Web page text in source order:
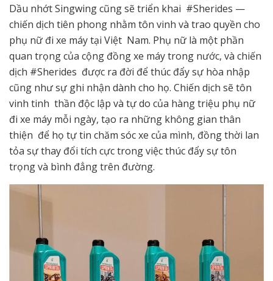
Dầu nhớt Singwing cũng sẽ triển khai #Sherides —
chiến dịch tiên phong nhằm tôn vinh và trao quyền cho
phụ nữ đi xe máy tại Việt Nam. Phụ nữ là một phần
quan trọng của cộng đồng xe máy trong nước, và chiến
dịch #Sherides được ra đời để thúc đẩy sự hòa nhập
cũng như sự ghi nhận dành cho họ. Chiến dịch sẽ tôn
vinh tinh thần độc lập và tự do của hàng triệu phụ nữ
đi xe máy mỗi ngày, tạo ra những không gian thân
thiện để họ tự tin chăm sóc xe của mình, đồng thời lan
tỏa sự thay đổi tích cực trong việc thúc đẩy sự tôn
trọng và bình đẳng trên đường.